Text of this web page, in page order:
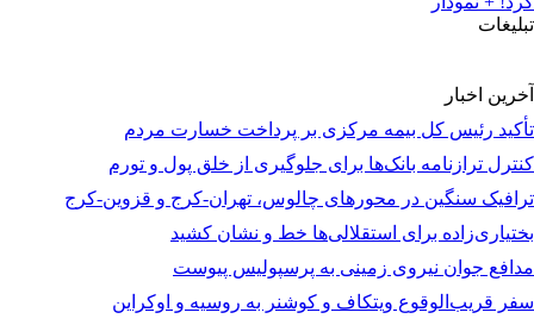
تبلیغات
آخرین اخبار
تأکید رئیس کل بیمه مرکزی بر پرداخت خسارت مردم
کنترل ترازنامه بانک‌ها برای جلوگیری از خلق پول و تورم
ترافیک سنگین در محورهای چالوس، تهران-کرج و قزوین-کرج
بختیاری‌زاده برای استقلالی‌ها خط و نشان کشید
مدافع جوان نیروی زمینی به پرسپولیس پیوست
سفر قریب‌الوقوع ویتکاف و کوشنر به روسیه و اوکراین